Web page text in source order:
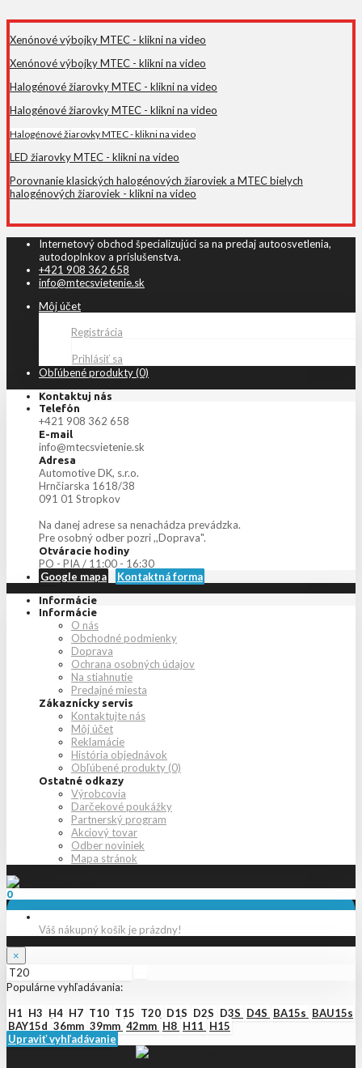
Xenónové výbojky MTEC - klikni na video
Xenónové výbojky MTEC - klikni na video
Halogénové žiarovky MTEC - klikni na video
Halogénové žiarovky MTEC - klikni na video
Halogénové žiarovky MTEC - klikni na video
LED žiarovky MTEC - klikni na video
Porovnanie klasických halogénových žiaroviek a MTEC bielych
halogénových žiaroviek - klikni na video
Internetový obchod špecializujúci sa na predaj autoosvetlenia,
autodoplnkov a príslušenstva.
+421 908 362 658
info@mtecsvietenie.sk
Môj účet
Registrácia
Prihlásiť sa
Obľúbené produkty (0)
Kontaktuj nás
Telefón
+421 908 362 658
E-mail
info@mtecsvietenie.sk
Adresa
Automotive DK, s.r.o.
Hrnčiarska 1618/38
091 01 Stropkov
Na danej adrese sa nenachádza prevádzka.
Pre osobný odber pozri ,,Doprava".
Otváracie hodiny
PO - PIA / 11:00 - 16:30
Google mapa
Kontaktná forma
Informácie
Informácie
O nás
Obchodné podmienky
Doprava
Ochrana osobných údajov
Na stiahnutie
Predajné miesta
Zákaznícky servis
Kontaktujte nás
Môj účet
Reklamácie
História objednávok
Obľúbené produkty (0)
Ostatné odkazy
Výrobcovia
Darčekové poukážky
Partnerský program
Akciový tovar
Odber noviniek
Mapa stránok
0
Váš nákupný košík je prázdny!
×
Populárne vyhľadávania:
H1 H3 H4 H7 T10 T15 T20 D1S D2S D3S D4S BA15s BAU15s
BAY15d 36mm 39mm 42mm H8 H11 H15
Upraviť vyhľadávanie